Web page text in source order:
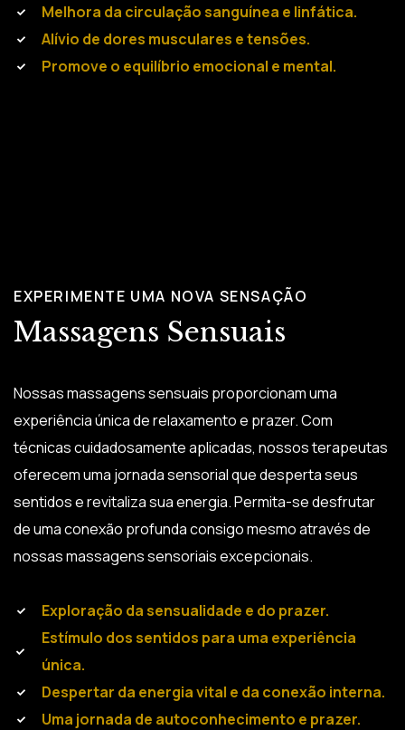
Melhora da circulação sanguínea e linfática.
Alívio de dores musculares e tensões.
Promove o equilíbrio emocional e mental.
EXPERIMENTE UMA NOVA SENSAÇÃO
Massagens Sensuais
Nossas massagens sensuais proporcionam uma
experiência única de relaxamento e prazer. Com
técnicas cuidadosamente aplicadas, nossos terapeutas
oferecem uma jornada sensorial que desperta seus
sentidos e revitaliza sua energia. Permita-se desfrutar
de uma conexão profunda consigo mesmo através de
nossas massagens sensoriais excepcionais.
Exploração da sensualidade e do prazer.
Estímulo dos sentidos para uma experiência
única.
Despertar da energia vital e da conexão interna.
Uma jornada de autoconhecimento e prazer.